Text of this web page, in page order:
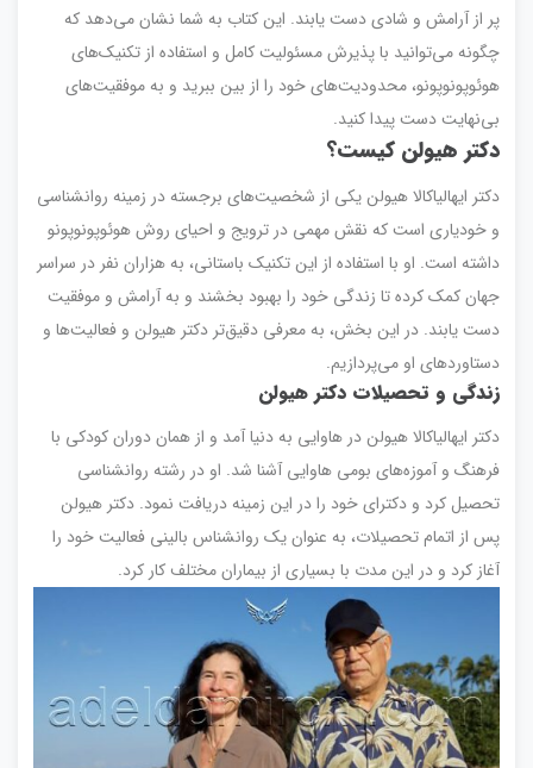
پر از آرامش و شادی دست یابند. این کتاب به شما نشان می‌دهد که
چگونه می‌توانید با پذیرش مسئولیت کامل و استفاده از تکنیک‌های
هوئوپونوپونو، محدودیت‌های خود را از بین ببرید و به موفقیت‌های
بی‌نهایت دست پیدا کنید.
دکتر هیولن کیست؟
دکتر ایهالیاکالا هیولن یکی از شخصیت‌های برجسته در زمینه روانشناسی
و خودیاری است که نقش مهمی در ترویج و احیای روش هوئوپونوپونو
داشته است. او با استفاده از این تکنیک باستانی، به هزاران نفر در سراسر
جهان کمک کرده تا زندگی خود را بهبود بخشند و به آرامش و موفقیت
دست یابند. در این بخش، به معرفی دقیق‌تر دکتر هیولن و فعالیت‌ها و
دستاوردهای او می‌پردازیم.
زندگی و تحصیلات دکتر هیولن
دکتر ایهالیاکالا هیولن در هاوایی به دنیا آمد و از همان دوران کودکی با
فرهنگ و آموزه‌های بومی هاوایی آشنا شد. او در رشته روانشناسی
تحصیل کرد و دکترای خود را در این زمینه دریافت نمود. دکتر هیولن
پس از اتمام تحصیلات، به عنوان یک روانشناس بالینی فعالیت خود را
آغاز کرد و در این مدت با بسیاری از بیماران مختلف کار کرد.